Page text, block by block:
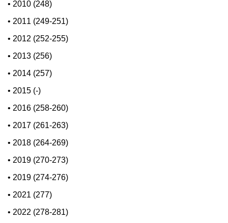
• 2010 (248)
• 2011 (249-251)
• 2012 (252-255)
• 2013 (256)
• 2014 (257)
• 2015 (-)
• 2016 (258-260)
• 2017 (261-263)
• 2018 (264-269)
• 2019 (270-273)
• 2019 (274-276)
• 2021 (277)
• 2022 (278-281)